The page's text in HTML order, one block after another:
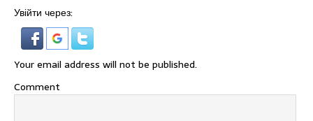
Увійти через:
Your email address will not be published.
Comment